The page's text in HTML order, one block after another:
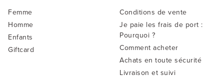
Femme
Homme
Enfants
Giftcard
Conditions de vente
Je paie les frais de port :
Pourquoi ?
Comment acheter
Achats en toute sécurité
Livraison et suivi